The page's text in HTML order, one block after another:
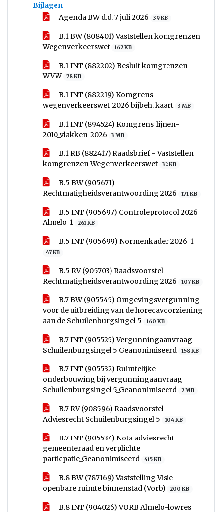
Bijlagen
Agenda BW d.d. 7 juli 2026
39 KB
B.1 BW (808401) Vaststellen komgrenzen
Wegenverkeerswet
162 KB
B.1 INT (882202) Besluit komgrenzen
WVW
78 KB
B.1 INT (882219) Komgrens-
wegenverkeerswet_2026 bijbeh. kaart
3 MB
B.1 INT (894524) Komgrens_lijnen-
2010_vlakken-2026
3 MB
B.1 RB (882417) Raadsbrief - Vaststellen
komgrenzen Wegenverkeerswet
32 KB
B.5 BW (905671)
Rechtmatigheidsverantwoording 2026
171 KB
B.5 INT (905697) Controleprotocol 2026
Almelo_1
261 KB
B.5 INT (905699) Normenkader 2026_1
47 KB
B.5 RV (905703) Raadsvoorstel -
Rechtmatigheidsverantwoording 2026
107 KB
B.7 BW (905545) Omgevingsvergunning
voor de uitbreiding van de horecavoorziening
aan de Schuilenburgsingel 5
160 KB
B.7 INT (905525) Vergunningaanvraag
Schuilenburgsingel 5_Geanonimiseerd
158 KB
B.7 INT (905532) Ruimtelijke
onderbouwing bij vergunningaanvraag
Schuilenburgsingel 5_Geanonimiseerd
2 MB
B.7 RV (908596) Raadsvoorstel -
Adviesrecht Schuilenburgsingel 5
104 KB
B.7 INT (905534) Nota adviesrecht
gemeenteraad en verplichte
particpatie_Geanonimiseerd
415 KB
B.8 BW (787169) Vaststelling Visie
openbare ruimte binnenstad (Vorb)
200 KB
B.8 INT (904026) VORB Almelo-lowres